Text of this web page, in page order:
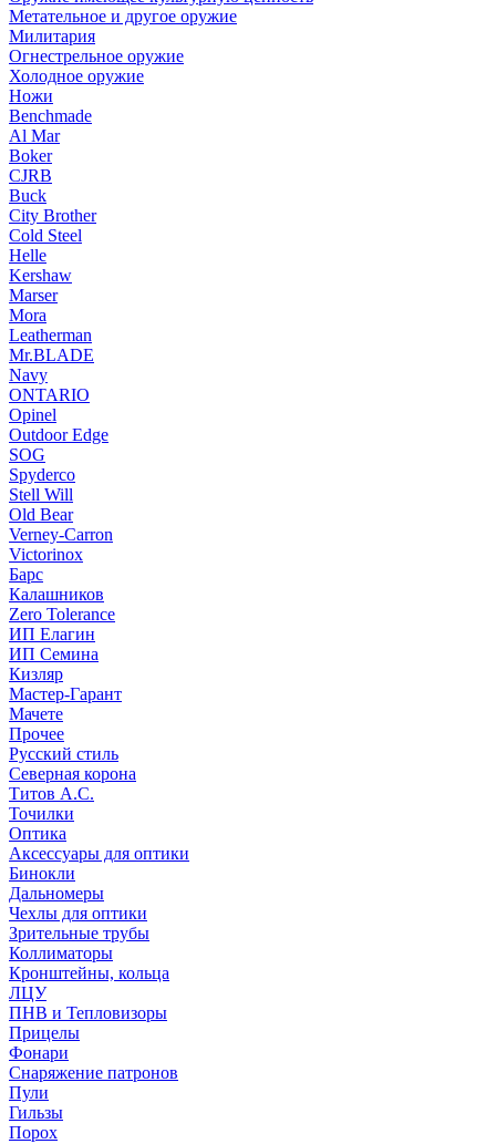
Метательное и другое оружие
Милитария
Огнестрельное оружие
Холодное оружие
Ножи
Benchmade
Al Mar
Boker
CJRB
Buck
City Brother
Cold Steel
Helle
Kershaw
Marser
Mora
Leatherman
Mr.BLADE
Navy
ONTARIO
Opinel
Outdoor Edge
SOG
Spyderco
Stell Will
Old Bear
Verney-Carron
Victorinox
Барс
Калашников
Zero Tolerance
ИП Елагин
ИП Семина
Кизляр
Мастер-Гарант
Мачете
Прочее
Русский стиль
Северная корона
Титов А.С.
Точилки
Оптика
Аксессуары для оптики
Бинокли
Дальномеры
Чехлы для оптики
Зрительные трубы
Коллиматоры
Кронштейны, кольца
ЛЦУ
ПНВ и Тепловизоры
Прицелы
Фонари
Снаряжение патронов
Пули
Гильзы
Порох